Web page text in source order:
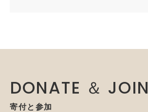
DONATE ＆ JOIN
寄付と参加